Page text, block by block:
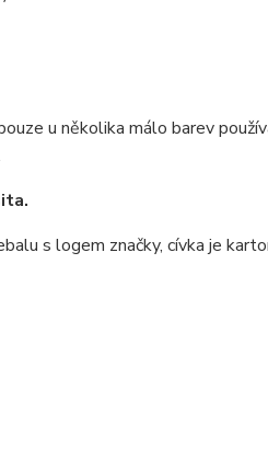
u několika málo barev
s logem značky, cívka je